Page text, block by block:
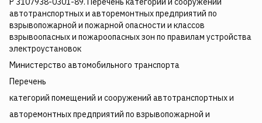
автотранспортных и авторемонтных предприятий по
взрывопожарной и пожарной опасности и классов
взрывоопасных и пожароопасных зон по правилам устройства
электроустановок
Министерство автомобильного транспорта
Перечень
категорий помещений и сооружений автотранспортных и
авторемонтных предприятий по взрывопожарной и